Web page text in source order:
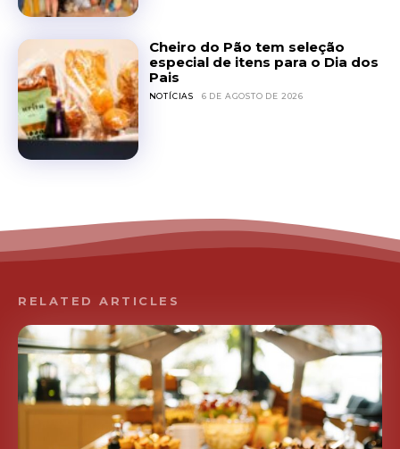
Cheiro do Pão tem seleção
especial de itens para o Dia dos
Pais
NOTÍCIAS 6 DE AGOSTO DE 2026
RELATED ARTICLES